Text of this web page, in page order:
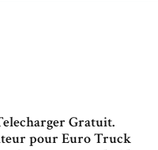
Gratuit.
pour Euro Truck